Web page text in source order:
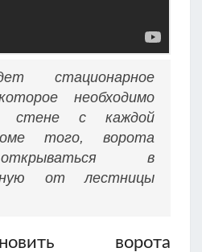
стационарное
необходимо
стене с каждой
того, ворота
в
от лестницы
ворота